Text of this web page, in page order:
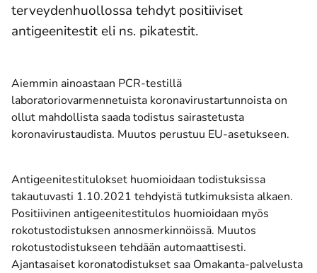
terveydenhuollossa tehdyt positiiviset
antigeenitestit eli ns. pikatestit.
Aiemmin ainoastaan PCR-testillä
laboratoriovarmennetuista koronavirustartunnoista on
ollut mahdollista saada todistus sairastetusta
koronavirustaudista. Muutos perustuu EU-asetukseen.
Antigeenitestitulokset huomioidaan todistuksissa
takautuvasti 1.10.2021 tehdyistä tutkimuksista alkaen.
Positiivinen antigeenitestitulos huomioidaan myös
rokotustodistuksen annosmerkinnöissä. Muutos
rokotustodistukseen tehdään automaattisesti.
Ajantasaiset koronatodistukset saa Omakanta-palvelusta